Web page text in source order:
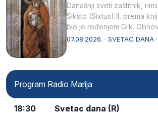
Današnji sveti zaštitnik,
Siksto (Sixtus) II, prema
bio je rođenjem Grk.
afričkim…
07.08.2026. · SVETAC DANA ·
Program Radio Marija
18:30 Svetac dana (R)